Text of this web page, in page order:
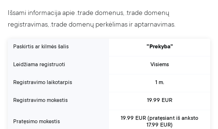
Skaitmeninių paslaugų aktas (DSA)
Skaidrumo ataskaita
Išsami informacija apie .trade domenus, .trade domenų
registravimas, .trade domenų perkėlimas ir aptarnavimas.
Paskirtis ar kilmės šalis "Prekyba"
Leidžiama registruoti Visiems
Registravimo laikotarpis 1 m.
Registravimo mokestis 19.99 EUR
Pratęsimo mokestis
19.99 EUR (pratęsiant iš anksto
17.99 EUR)